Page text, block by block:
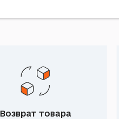
Возврат товара